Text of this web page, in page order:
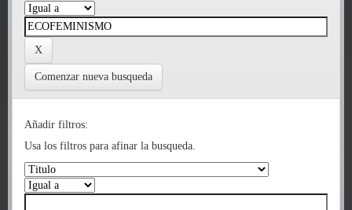
Comenzar nueva busqueda
Añadir filtros:
Usa los filtros para afinar la busqueda.